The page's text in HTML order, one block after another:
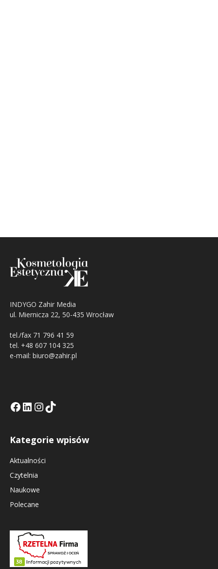
INDYGO Zahir Media
ul. Miernicza 22, 50-435 Wrocław
tel./fax 71 796 41 59
tel. +48 607 104 325
e-mail: biuro@zahir.pl
Facebook
LinkedIn
Tik Tok KEInstagramm KE
Kategorie wpisów
Aktualności
Czytelnia
Naukowe
Polecane